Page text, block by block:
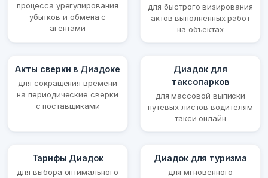
процесса урегулирования
убытков и обмена с
агентами
для быстрого визирования
актов выполненных работ
на объектах
Акты сверки в Диадоке
для сокращения времени
на периодические сверки
с поставщиками
Диадок для
таксопарков
для массовой выписки
путевых листов водителям
такси онлайн
Тарифы Диадок
для выбора оптимального
Диадок для туризма
для мгновенного